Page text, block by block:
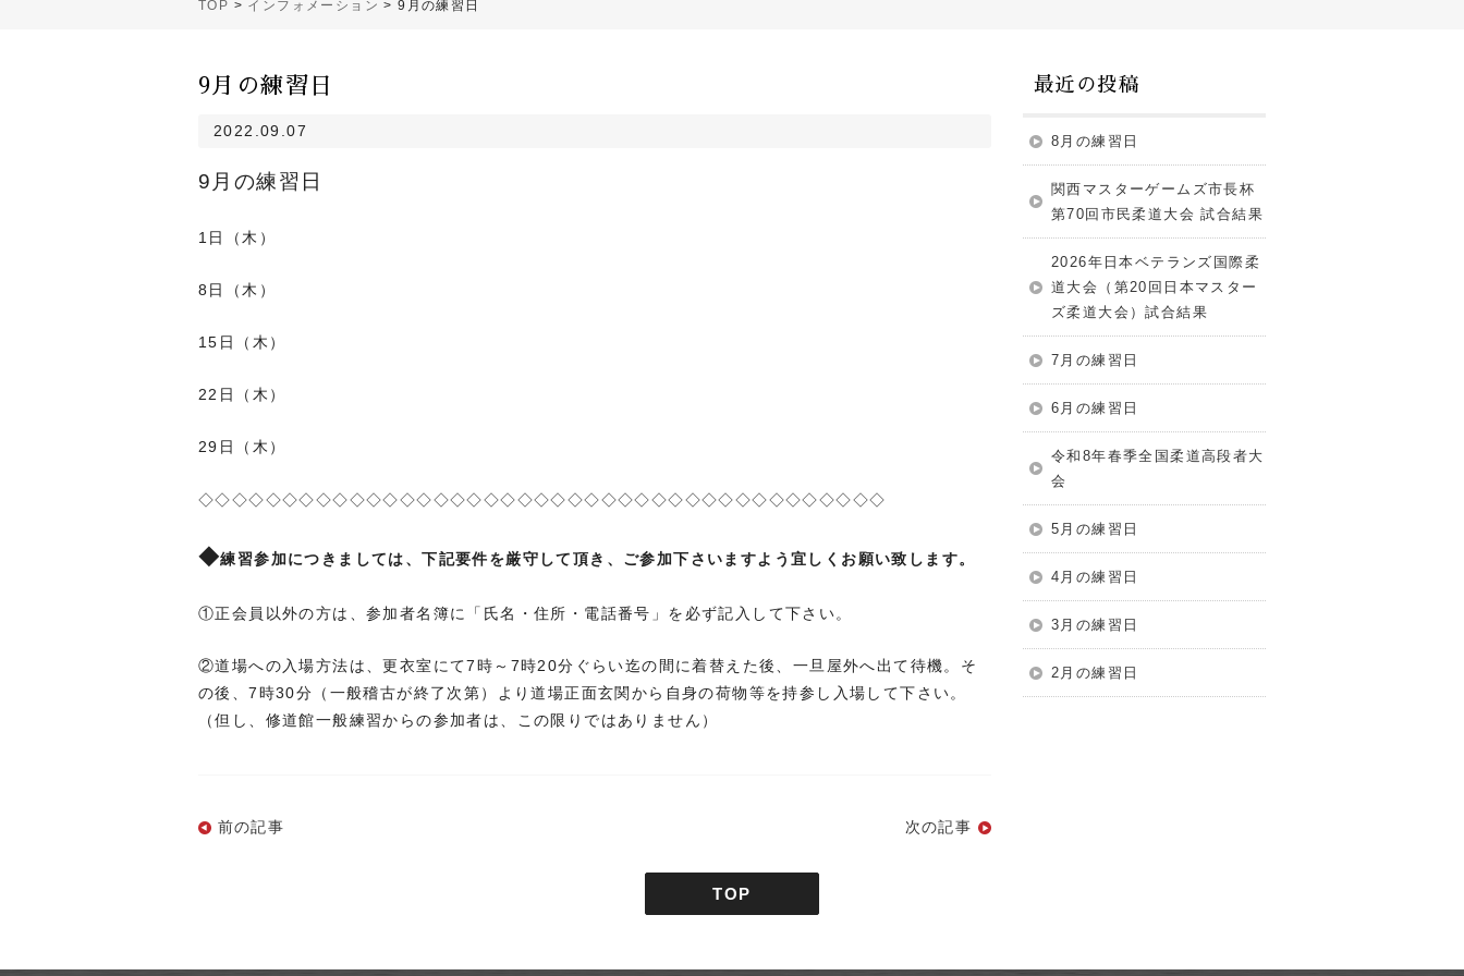
TOP > インフォメーション >9月の練習日
9月の練習日
2022.09.07
9月の練習日
1日（木）
8日（木）
15日（木）
22日（木）
29日（木）
◇◇◇◇◇◇◇◇◇◇◇◇◇◇◇◇◇◇◇◇◇◇◇◇◇◇◇◇◇◇◇◇◇◇◇◇◇◇◇◇◇
◆練習参加につきましては、下記要件を厳守して頂き、ご参加下さいますよう宜しくお願い致します。
①正会員以外の方は、参加者名簿に「氏名・住所・電話番号」を必ず記入して下さい。
②道場への入場方法は、更衣室にて7時～7時20分ぐらい迄の間に着替えた後、一旦屋外へ出て待機。そ
の後、7時30分（一般稽古が終了次第）より道場正面玄関から自身の荷物等を持参し入場して下さい。
（但し、修道館一般練習からの参加者は、この限りではありません）
前の記事 次の記事
最近の投稿
8月の練習日
関西マスターゲームズ市長杯
第70回市民柔道大会 試合結果
2026年日本ベテランズ国際柔
道大会（第20回日本マスター
ズ柔道大会）試合結果
7月の練習日
6月の練習日
令和8年春季全国柔道高段者大
会
5月の練習日
4月の練習日
3月の練習日
2月の練習日
TOP